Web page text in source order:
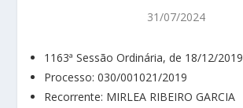
31/07/2024
1163ª Sessão Ordinária, de 18/12/2019
Processo: 030/001021/2019
Recorrente: MIRLEA RIBEIRO GARCIA